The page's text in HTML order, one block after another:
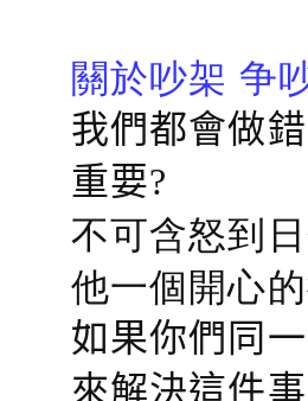
關於吵架 争
我們都會做
重要?
不可含怒到
他一個開心
如果你們同
來解決這件